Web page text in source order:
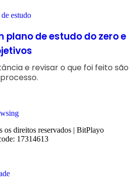
de estudo do zero e
e revisar o que foi feito são
direitos reservados | BitPlayo
17314613